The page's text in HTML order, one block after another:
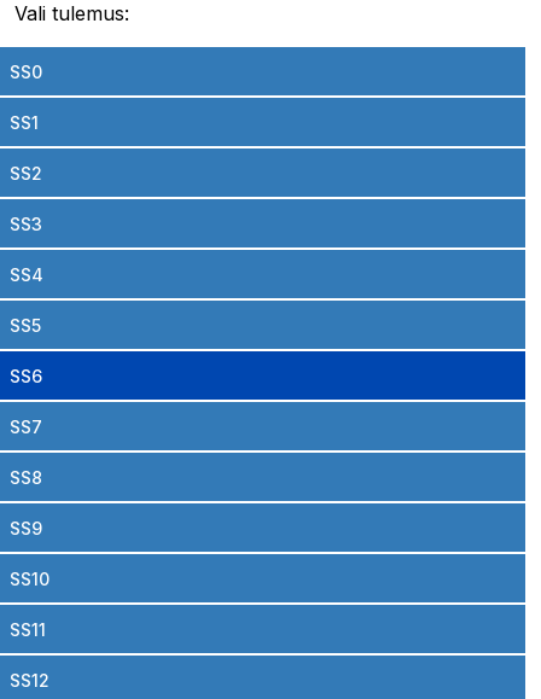
Vali tulemus:
SS0
SS1
SS2
SS3
SS4
SS5
SS6
SS7
SS8
SS9
SS10
SS11
SS12